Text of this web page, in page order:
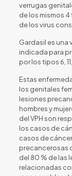
verrugas
de los mismos
de los virus
Gardasil es una
indicada para
por los tipos 6,
Estas
los genitales
lesiones
hombres y
del VPH son
los casos de
casos de
precancerosas
del 80 % de las
relacionadas